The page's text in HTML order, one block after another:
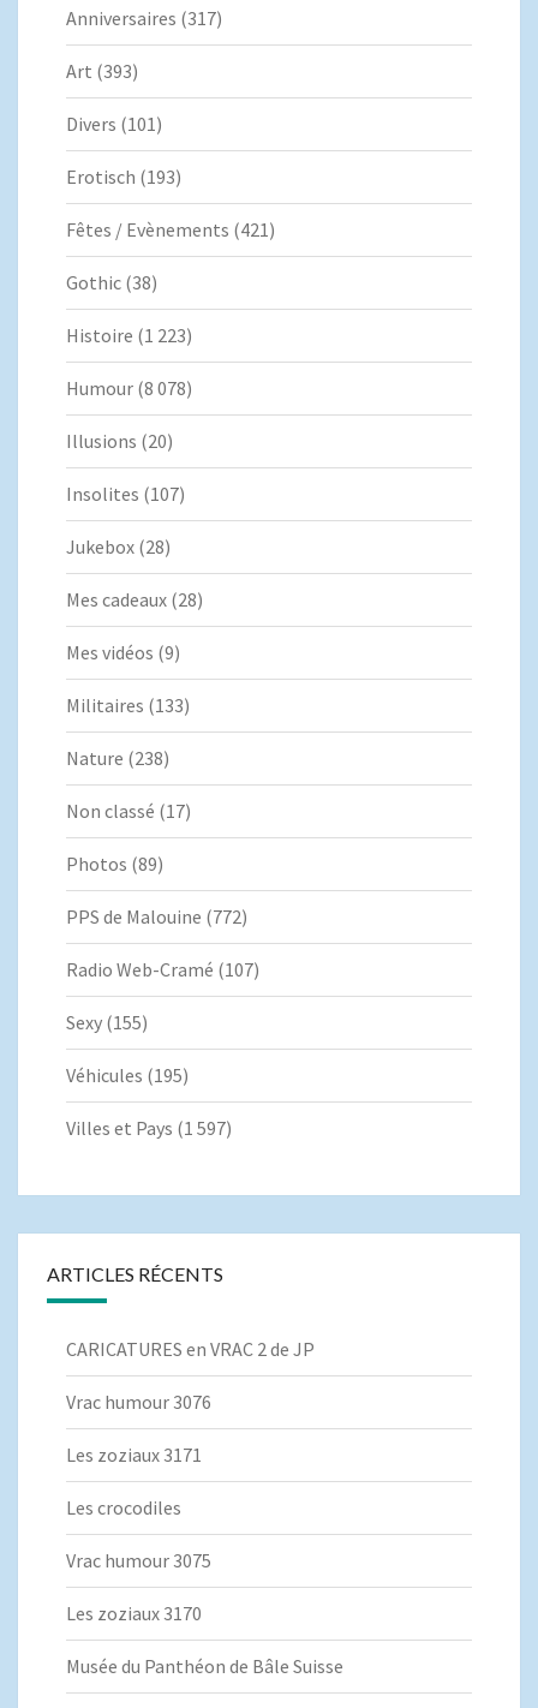
Anniversaires (317)
Art (393)
Divers (101)
Erotisch (193)
Fêtes / Evènements (421)
Gothic (38)
Histoire (1 223)
Humour (8 078)
Illusions (20)
Insolites (107)
Jukebox (28)
Mes cadeaux (28)
Mes vidéos (9)
Militaires (133)
Nature (238)
Non classé (17)
Photos (89)
PPS de Malouine (772)
Radio Web-Cramé (107)
Sexy (155)
Véhicules (195)
Villes et Pays (1 597)
ARTICLES RÉCENTS
CARICATURES en VRAC 2 de JP
Vrac humour 3076
Les zoziaux 3171
Les crocodiles
Vrac humour 3075
Les zoziaux 3170
Musée du Panthéon de Bâle Suisse